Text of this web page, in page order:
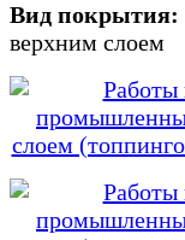
Вид покрытия:
верхним слоем